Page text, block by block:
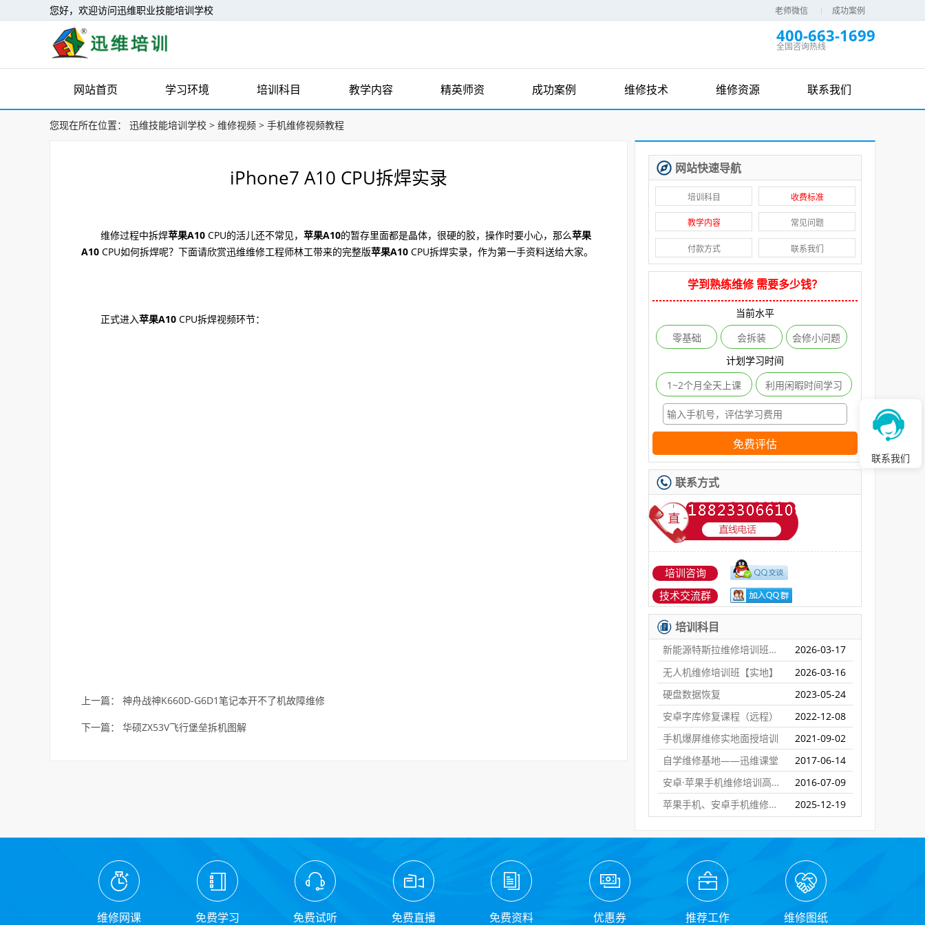
您好，欢迎访问迅维职业技能培训学校 老师微信 成功案例
400-663-1699
全国咨询热线
网站首页 学习环境 培训科目 教学内容 精英师资 成功案例 维修技术 维修资源 联系我们
您现在所在位置： 迅维技能培训学校 > 维修视频 > 手机维修视频教程
iPhone7 A10 CPU拆焊实录
维修过程中拆焊苹果A10 CPU的活儿还不常见， 苹果A10的暂存里面都是晶体，很硬的胶，操作时要小心，那么苹果
A10 CPU如何拆焊呢？下面请欣赏迅维维修工程师林工带来的完整版苹果A10 CPU拆焊实录，作为第一手资料送给大家。
正式进入苹果A10 CPU拆焊视频环节：
上一篇： 神舟战神K660D-G6D1笔记本开不了机故障维修
下一篇： 华硕ZX53V飞行堡垒拆机图解
网站快速导航
培训科目 收费标准
教学内容 常见问题
付款方式 联系我们
学到熟练维修 需要多少钱？
当前水平
零基础
会拆装
会修小问题
计划学习时间
1~2个月全天上课
利用闲暇时间学习
免费评估
联系方式
培训咨询
技术交流群
培训科目
新能源特斯拉维修培训班【实地】
2026-03-17
无人机维修培训班【实地】
2026-03-16
硬盘数据恢复
2023-05-24
安卓字库修复课程（远程）
2022-12-08
手机爆屏维修实地面授培训
2021-09-02
自学维修基地——迅维课堂
2017-06-14
安卓·苹果手机维修培训高级班【实地】
2016-07-09
苹果手机、安卓手机维修培训（远程网络班）
2025-12-19
维修网课 免费学习 免费试听 免费直播 免费资料 优惠券 推荐工作 维修图纸
联系我们